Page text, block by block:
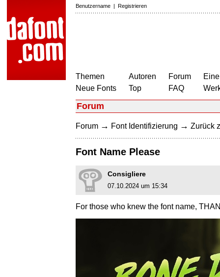
Benutzername | Registrieren
Themen
Neue Fonts
Autoren
Top
Forum
FAQ
Forum
Forum → Font Identifizierung → Zurück
Font Name Please
Consigliere
07.10.2024 um 15:34
For those who knew the font name,